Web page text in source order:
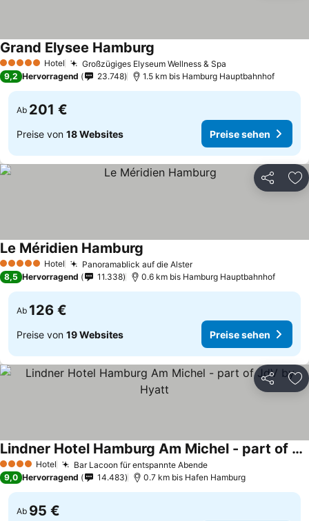
5 Sterne Hotel Großzügiges Elyseum Wellness & Spa
Grand Elysee Hamburg
9,2 Hervorragend 23.748 1.5 km bis Hamburg Hauptbahnhof
Ab 201 €
Preise von 18 Websites Preise sehen
Teilen
5 Sterne Hotel Panoramablick auf die Alster
Le Méridien Hamburg
8,5 Hervorragend 11.338 0.6 km bis Hamburg Hauptbahnhof
Ab 126 €
Preise von 19 Websites Preise sehen
Teilen
4 Sterne Hotel Bar Lacoon für entspannte Abende
Lindner Hotel Hamburg Am Michel - part of JdV by Hyatt
9,0 Hervorragend 14.483 0.7 km bis Hafen Hamburg
Ab 95 €